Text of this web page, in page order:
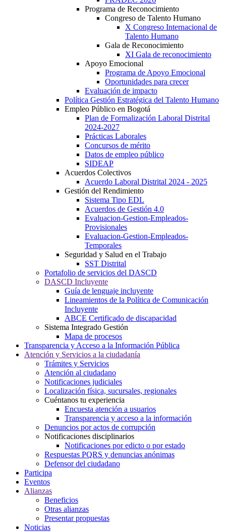
Programa de Reconocimiento
Congreso de Talento Humano
X Congreso Internacional de
Talento Humano
Gala de Reconocimiento
XI Gala de reconocimiento
Apoyo Emocional
Programa de Apoyo Emocional
Oportunidades para crecer
Evaluación de impacto
Política Gestión Estratégica del Talento Humano
Empleo Público en Bogotá
Plan de Formalización Laboral Distrital
2024-2027
Prácticas Laborales
Concursos de mérito
Datos de empleo público
SIDEAP
Acuerdos Colectivos
Acuerdo Laboral Distrital 2024 - 2025
Gestión del Rendimiento
Sistema Tipo EDL
Acuerdos de Gestión 4.0
Evaluacion-Gestion-Empleados-
Provisionales
Evaluacion-Gestion-Empleados-
Temporales
Seguridad y Salud en el Trabajo
SST Distrital
Portafolio de servicios del DASCD
DASCD Incluyente
Guía de lenguaje incluyente
Lineamientos de la Política de Comunicación
Incluyente
ABCE Certificado de discapacidad
Sistema Integrado Gestión
Mapa de procesos
Transparencia y Acceso a la Información Pública
Atención y Servicios a la ciudadanía
Trámites y Servicios
Atención al ciudadano
Notificaciones judiciales
Localización física, sucursales, regionales
Cuéntanos tu experiencia
Encuesta atención a usuarios
Transparencia y acceso a la información
Denuncios por actos de corrupción
Notificaciones disciplinarios
Notificaciones por edicto o por estado
Respuestas PQRS y denuncias anónimas
Defensor del ciudadano
Participa
Eventos
Alianzas
Beneficios
Otras alianzas
Presentar propuestas
Noticias